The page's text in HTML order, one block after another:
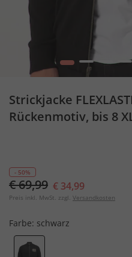
1 2 3 4
Strickjacke
Rückenmotiv, bis 8
- 50%
€ 69,99 € 34,99
Preis inkl. MwSt. zzgl. Versandkosten
Farbe: schwarz